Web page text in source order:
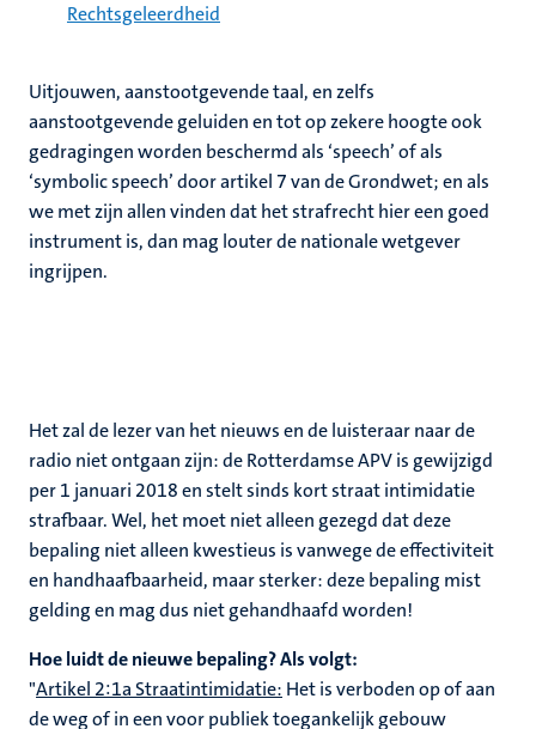
Rechtsgeleerdheid
Uitjouwen, aanstootgevende taal, en zelfs
aanstootgevende geluiden en tot op zekere hoogte ook
gedragingen worden beschermd als ‘speech’ of als
‘symbolic speech’ door artikel 7 van de Grondwet; en als
we met zijn allen vinden dat het strafrecht hier een goed
instrument is, dan mag louter de nationale wetgever
ingrijpen.
Het zal de lezer van het nieuws en de luisteraar naar de
radio niet ontgaan zijn: de Rotterdamse APV is gewijzigd
per 1 januari 2018 en stelt sinds kort straat intimidatie
strafbaar. Wel, het moet niet alleen gezegd dat deze
bepaling niet alleen kwestieus is vanwege de effectiviteit
en handhaafbaarheid, maar sterker: deze bepaling mist
gelding en mag dus niet gehandhaafd worden!
Hoe luidt de nieuwe bepaling? Als volgt:
"Artikel 2:1a Straatintimidatie: Het is verboden op of aan
de weg of in een voor publiek toegankelijk gebouw